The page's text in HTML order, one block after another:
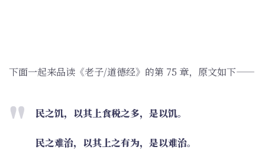
下面一起来品读《老子/道德经》的第 75 章，原文如下——
民之饥，以其上食税之多，是以饥。
民之难治，以其上之有为，是以难治。